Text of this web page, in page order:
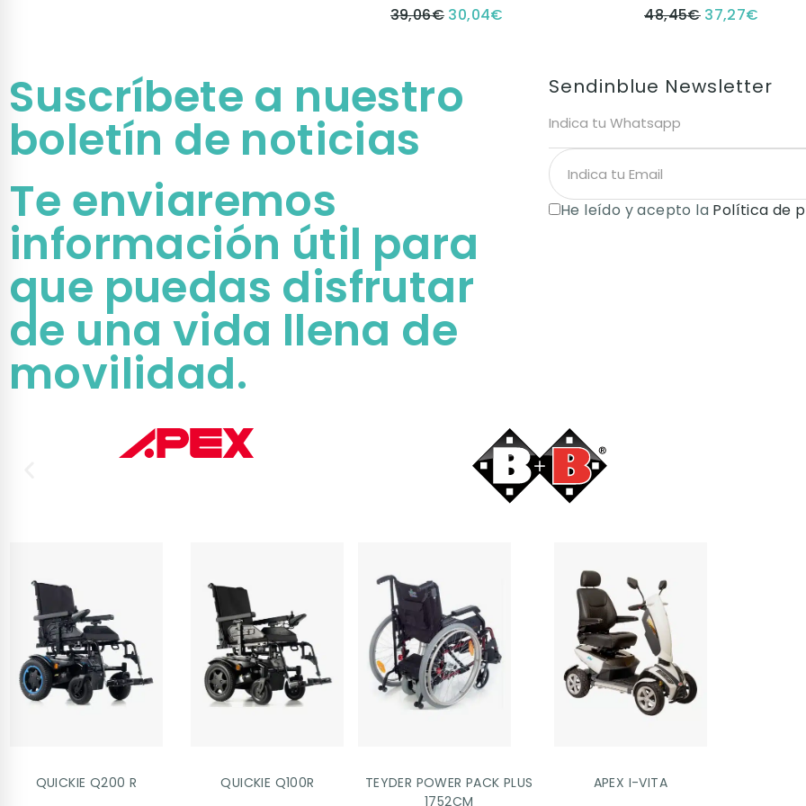
39,06€ 30,04€ 48,45€ 37,27€
Suscríbete a nuestro
boletín de noticias
Te enviaremos
información útil para
que puedas disfrutar
de una vida llena de
movilidad.
Sendinblue Newsletter
He leído y acepto la Política de
QUICKIE Q200 R QUICKIE Q100R
TEYDER POWER PACK PLUS
1752CM
APEX I-VITA